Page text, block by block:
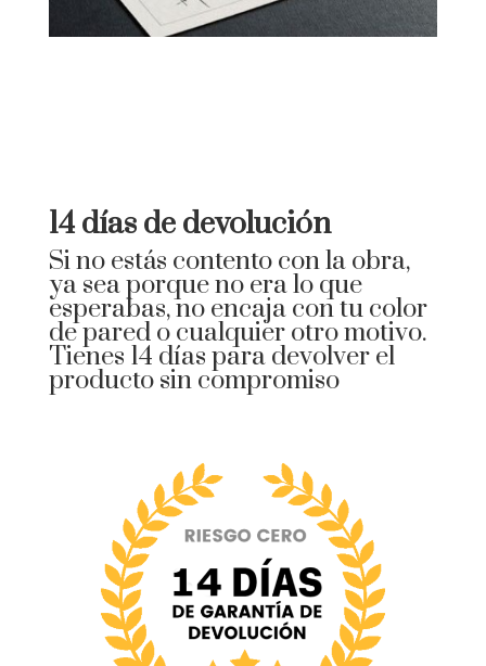
14 días de devolución
Si no estás contento con la obra,
ya sea porque no era lo que
esperabas, no encaja con tu color
de pared o cualquier otro motivo.
Tienes 14 días para devolver el
producto sin compromiso